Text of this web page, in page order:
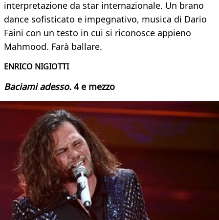
interpretazione da star internazionale. Un brano
dance sofisticato e impegnativo, musica di Dario
Faini con un testo in cui si riconosce appieno
Mahmood. Farà ballare.
ENRICO NIGIOTTI
Baciami adesso. 4 e mezzo